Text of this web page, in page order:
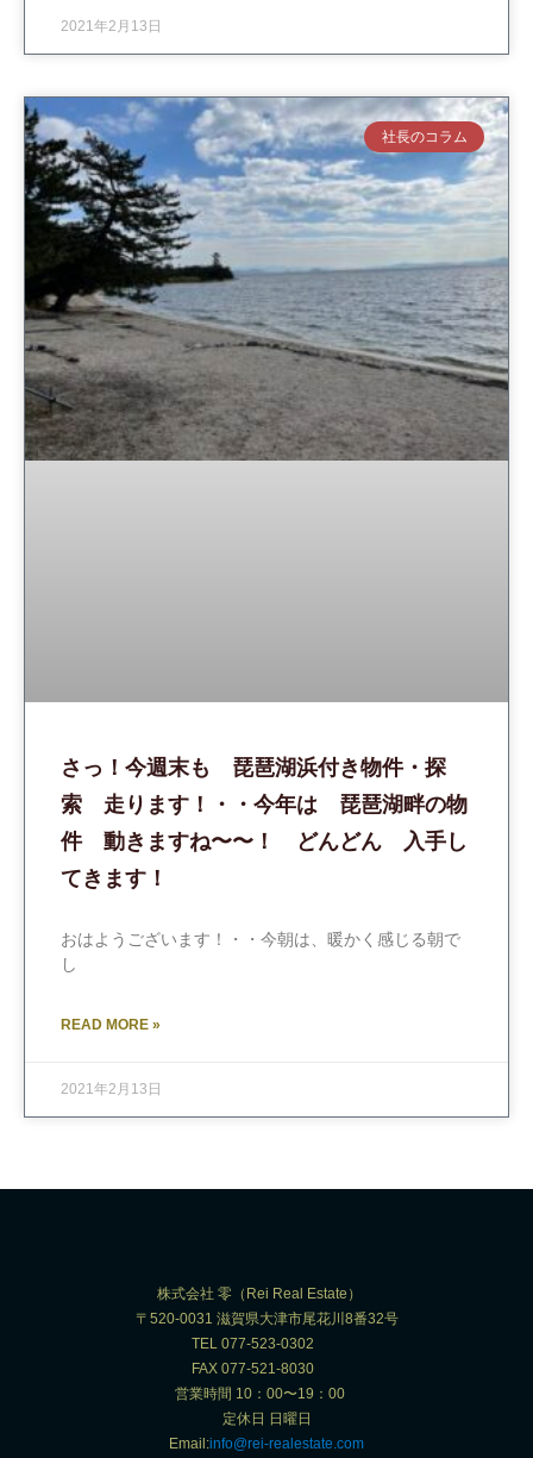
2021年2月13日
社長のコラム
さっ！今週末も 琵琶湖浜付き物件・探
索 走ります！・・今年は 琵琶湖畔の物
件 動きますね〜〜！ どんどん 入手し
てきます！
おはようございます！・・今朝は、暖かく感じる朝で
し
READ MORE »
2021年2月13日
株式会社 零（Rei Real Estate）
〒520-0031 滋賀県大津市尾花川8番32号
TEL 077-523-0302
FAX 077-521-8030
営業時間 10：00〜19：00
定休日 日曜日
Email:info@rei-realestate.com